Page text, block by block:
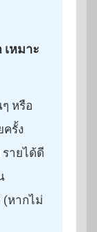
เหมาะ
หรือ
รั้ง
ายได้ดี
(หากไม่